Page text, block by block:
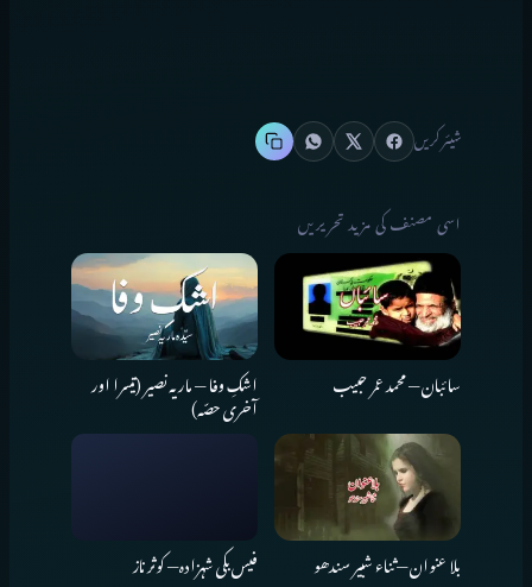
شیئر کریں
اسی مصنف کی مزید تحریریں
سائبان — محمد عمر حبیب اشکِ وفا — ماریہ نصیر (تیسرا اور
آخری حصّہ)
بلا عنوان — ثناء شبیر سندھو فیس بکی شہزادہ — کوثر ناز